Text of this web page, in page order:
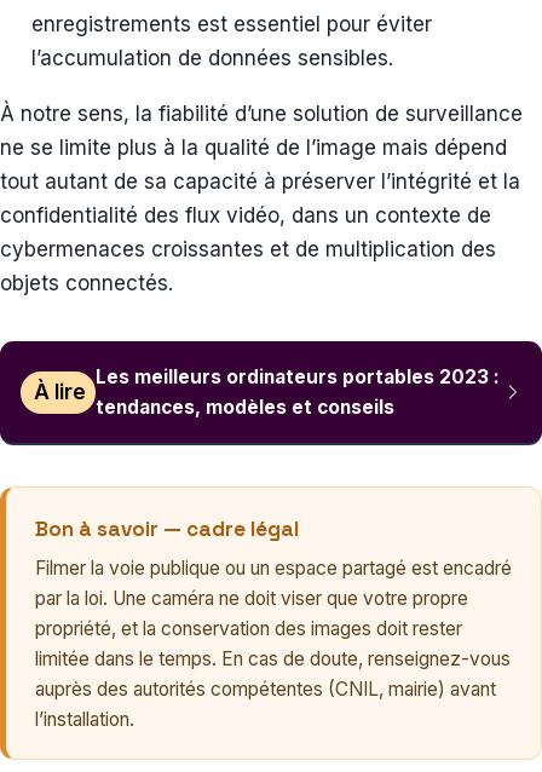
enregistrements est essentiel pour éviter
l’accumulation de données sensibles.
À notre sens, la fiabilité d’une solution de surveillance
ne se limite plus à la qualité de l’image mais dépend
tout autant de sa capacité à préserver l’intégrité et la
confidentialité des flux vidéo, dans un contexte de
cybermenaces croissantes et de multiplication des
objets connectés.
À lire
Les meilleurs ordinateurs portables 2023 :
tendances, modèles et conseils
Bon à savoir — cadre légal
Filmer la voie publique ou un espace partagé est encadré
par la loi. Une caméra ne doit viser que votre propre
propriété, et la conservation des images doit rester
limitée dans le temps. En cas de doute, renseignez-vous
auprès des autorités compétentes (CNIL, mairie) avant
l’installation.